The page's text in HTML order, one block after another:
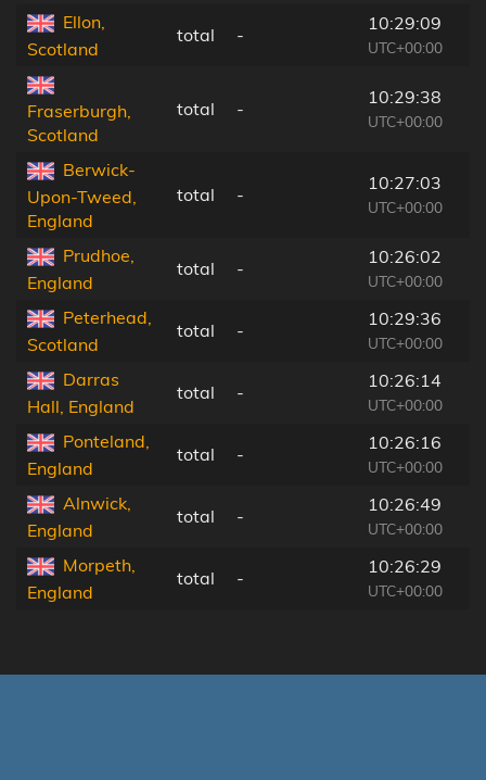
Ellon,
Scotland
total -
10:29:09
UTC+00:00
Fraserburgh,
Scotland
total -
10:29:38
UTC+00:00
Berwick-
Upon-Tweed,
England
total -
10:27:03
UTC+00:00
Prudhoe,
England
total -
10:26:02
UTC+00:00
Peterhead,
Scotland
total -
10:29:36
UTC+00:00
Darras
Hall, England
total -
10:26:14
UTC+00:00
Ponteland,
England
total -
10:26:16
UTC+00:00
Alnwick,
England
total -
10:26:49
UTC+00:00
Morpeth,
England
total -
10:26:29
UTC+00:00